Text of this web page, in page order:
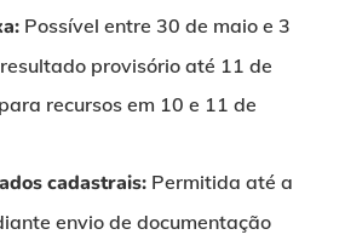
Possível entre 30 de maio e 3
provisório até 11 de
recursos em 10 e 11 de
cadastrais:Permitida até a
envio de documentação